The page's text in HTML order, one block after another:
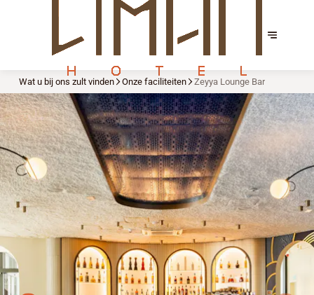
Wat u bij ons zult vinden Onze faciliteiten Zeyya Lounge Bar